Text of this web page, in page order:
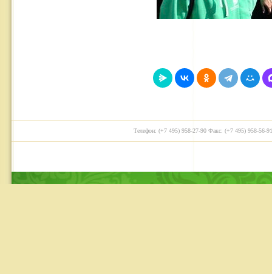
Телефон: (+7 495) 958-27-90 Факс: (+7 495) 958-56-